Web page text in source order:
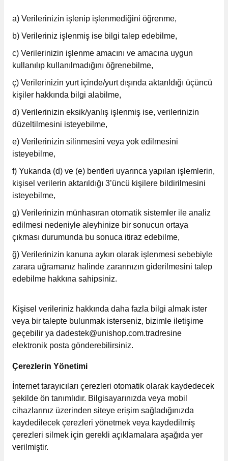
a) Verilerinizin işlenip işlenmediğini öğrenme,
b) Verileriniz işlenmiş ise bilgi talep edebilme,
c) Verilerinizin işlenme amacını ve amacına uygun
kullanılıp kullanılmadığını öğrenebilme,
ç) Verilerinizin yurt içinde/yurt dışında aktarıldığı üçüncü
kişiler hakkında bilgi alabilme,
d) Verilerinizin eksik/yanlış işlenmiş ise, verilerinizin
düzeltilmesini isteyebilme,
e) Verilerinizin silinmesini veya yok edilmesini
isteyebilme,
f) Yukarıda (d) ve (e) bentleri uyarınca yapılan işlemlerin,
kişisel verilerin aktarıldığı 3’üncü kişilere bildirilmesini
isteyebilme,
g) Verilerinizin münhasıran otomatik sistemler ile analiz
edilmesi nedeniyle aleyhinize bir sonucun ortaya
çıkması durumunda bu sonuca itiraz edebilme,
ğ) Verilerinizin kanuna aykırı olarak işlenmesi sebebiyle
zarara uğramanız halinde zararınızın giderilmesini talep
edebilme hakkına sahipsiniz.
Kişisel verileriniz hakkında daha fazla bilgi almak ister
veya bir talepte bulunmak isterseniz, bizimle iletişime
geçebilir ya dadestek@unishop.com.tradresine
elektronik posta gönderebilirsiniz.
Çerezlerin Yönetimi
İnternet tarayıcıları çerezleri otomatik olarak kaydedecek
şekilde ön tanımlıdır. Bilgisayarınızda veya mobil
cihazlarınız üzerinden siteye erişim sağladığınızda
kaydedilecek çerezleri yönetmek veya kaydedilmiş
çerezleri silmek için gerekli açıklamalara aşağıda yer
verilmiştir.